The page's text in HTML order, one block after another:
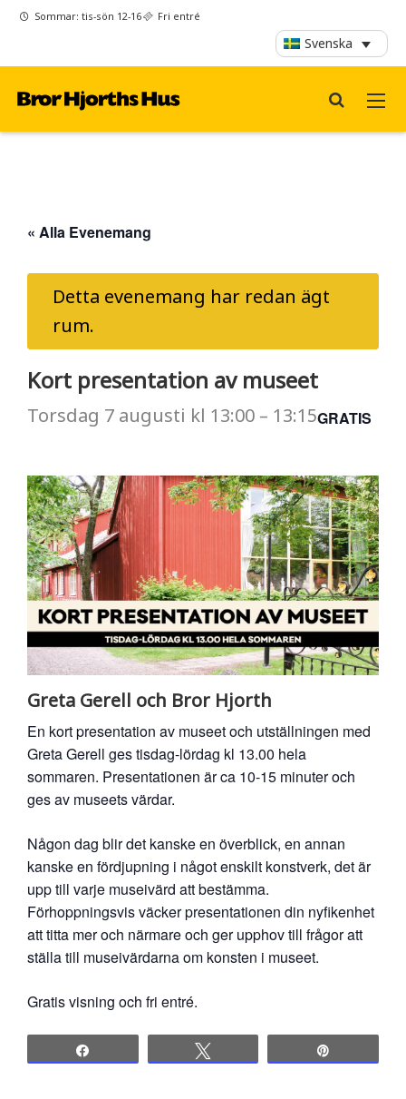
Sommar: tis-sön 12-16 Fri entré
Svenska
« Alla Evenemang
Detta evenemang har redan ägt
rum.
Kort presentation av museet
Torsdag 7 augusti kl 13:00 – 13:15GRATIS
Greta Gerell och Bror Hjorth
En kort presentation av museet och utställningen med
Greta Gerell ges tisdag-lördag kl 13.00 hela
sommaren. Presentationen är ca 10-15 minuter och
ges av museets värdar.
Någon dag blir det kanske en överblick, en annan
kanske en fördjupning i något enskilt konstverk, det är
upp till varje museivärd att bestämma.
Förhoppningsvis väcker presentationen din nyfikenhet
att titta mer och närmare och ger upphov till frågor att
ställa till museivärdarna om konsten i museet.
Gratis visning och fri entré.